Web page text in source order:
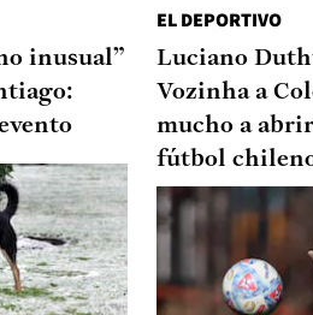
inusual”
EL DEPORTIVO
Luciano
Vozinha a
mucho a
fútbol